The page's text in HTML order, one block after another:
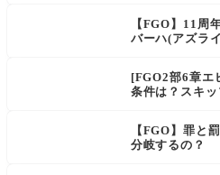
【FGO】11周
バーハ(アズラ
[FGO2部6章エ
条件は？スキ
【FGO】罪と
分岐するの？